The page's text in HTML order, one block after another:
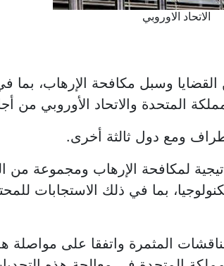
الاتحاد الاوروبي
وسبل مكافحة الإرهاب، بما
المتحدة والاتحاد الأوروبي من
ومع دول ثالثة أخرى.
لمكافحة الإرهاب ومجموعة من
بما في ذلك الاستجابات
المثمرة واتفقا على مواصلة